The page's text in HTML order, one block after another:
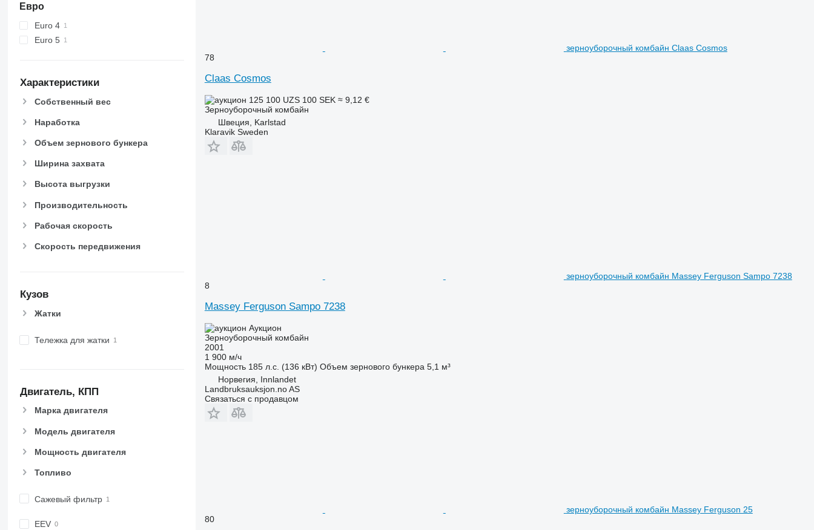
Евро
Euro 4
Euro 5
Характеристики
Собственный вес
Наработка
Объем зернового бункера
Ширина захвата
Высота выгрузки
Производительность
Рабочая скорость
Скорость передвижения
Кузов
Жатки
Тележка для жатки
Двигатель, КПП
Марка двигателя
Модель двигателя
Мощность двигателя
Топливо
Сажевый фильтр
EEV
зерноуборочный комбайн Claas Cosmos
78
Claas Cosmos
125 100 UZS 100 SEK ≈ 9,12 €
Зерноуборочный комбайн
Швеция, Karlstad
Klaravik Sweden
зерноуборочный комбайн Massey Ferguson Sampo 7238
8
Massey Ferguson Sampo 7238
Аукцион
Зерноуборочный комбайн
2001
1 900 м/ч
Мощность 185 л.с. (136 кВт) Объем зернового бункера 5,1 м³
Норвегия, Innlandet
Landbruksauksjon.no AS
Связаться с продавцом
зерноуборочный комбайн Massey Ferguson 25
80